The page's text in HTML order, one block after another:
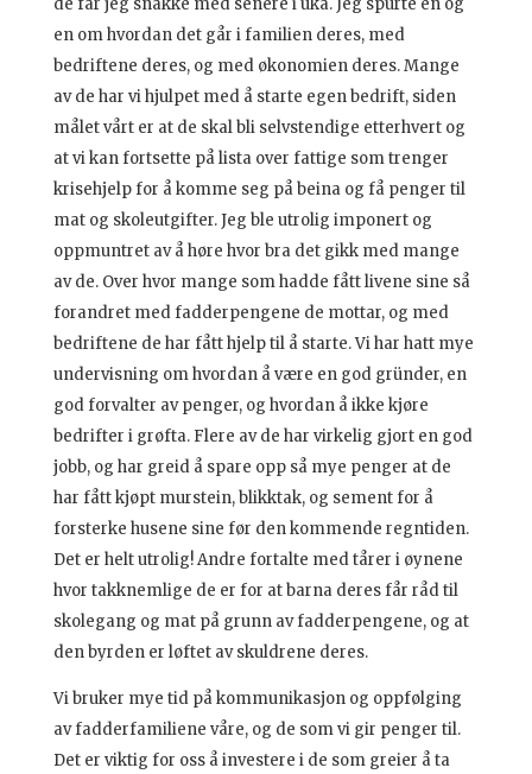
en om hvordan det går i familien deres, med
bedriftene deres, og med økonomien deres. Mange
av de har vi hjulpet med å starte egen bedrift, siden
målet vårt er at de skal bli selvstendige etterhvert og
at vi kan fortsette på lista over fattige som trenger
krisehjelp for å komme seg på beina og få penger til
mat og skoleutgifter. Jeg ble utrolig imponert og
oppmuntret av å høre hvor bra det gikk med mange
av de. Over hvor mange som hadde fått livene sine så
forandret med fadderpengene de mottar, og med
bedriftene de har fått hjelp til å starte. Vi har hatt mye
undervisning om hvordan å være en god gründer, en
god forvalter av penger, og hvordan å ikke kjøre
bedrifter i grøfta. Flere av de har virkelig gjort en god
jobb, og har greid å spare opp så mye penger at de
har fått kjøpt murstein, blikktak, og sement for å
forsterke husene sine før den kommende regntiden.
Det er helt utrolig! Andre fortalte med tårer i øynene
hvor takknemlige de er for at barna deres får råd til
skolegang og mat på grunn av fadderpengene, og at
den byrden er løftet av skuldrene deres.
Vi bruker mye tid på kommunikasjon og oppfølging
av fadderfamiliene våre, og de som vi gir penger til.
Det er viktig for oss å investere i de som greier å ta